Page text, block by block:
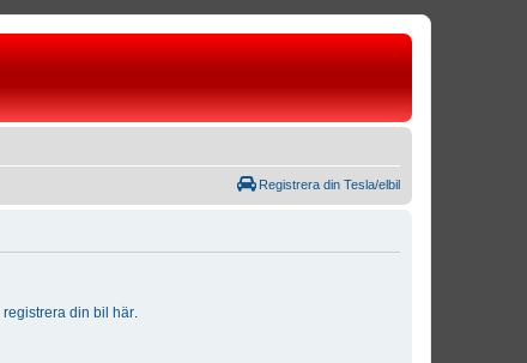
Registrera din Tesla/elbil
registrera din bil här.